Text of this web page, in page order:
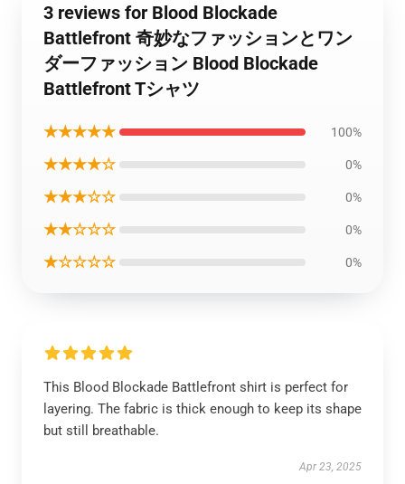
3 reviews for Blood Blockade
Battlefront 奇妙なファッションとワン
ダーファッション Blood Blockade
Battlefront Tシャツ
★★★★★ 100%
★★★★☆ 0%
★★★☆☆ 0%
★★☆☆☆ 0%
★☆☆☆☆ 0%
This Blood Blockade Battlefront shirt is perfect for
layering. The fabric is thick enough to keep its shape
but still breathable.
Apr 23, 2025